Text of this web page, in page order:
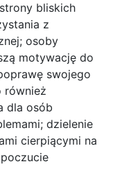
bliskich
z
osoby
motywację do
swojego
również
dla osób
dzielenie
cierpiącymi na